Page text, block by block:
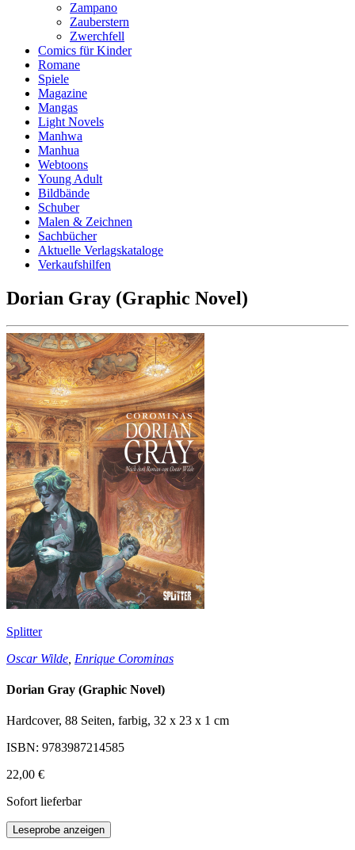
Zampano
Zauberstern
Zwerchfell
Comics für Kinder
Romane
Spiele
Magazine
Mangas
Light Novels
Manhwa
Manhua
Webtoons
Young Adult
Bildbände
Schuber
Malen & Zeichnen
Sachbücher
Aktuelle Verlagskataloge
Verkaufshilfen
Dorian Gray (Graphic Novel)
Splitter
Oscar Wilde Enrique Corominas
Dorian Gray (Graphic Novel)
Hardcover, 88 Seiten, farbig, 32 x 23 x 1 cm
ISBN: 9783987214585
22,00 €
Sofort lieferbar
Leseprobe anzeigen